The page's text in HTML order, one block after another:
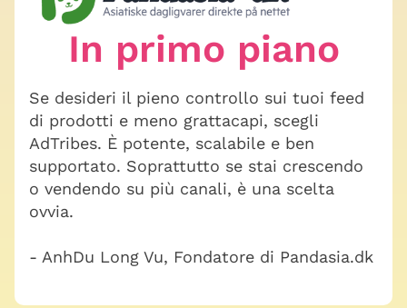
In primo piano
Se desideri il pieno controllo sui tuoi feed
di prodotti e meno grattacapi, scegli
AdTribes. È potente, scalabile e ben
supportato. Soprattutto se stai crescendo
o vendendo su più canali, è una scelta
ovvia.
- AnhDu Long Vu, Fondatore di Pandasia.dk